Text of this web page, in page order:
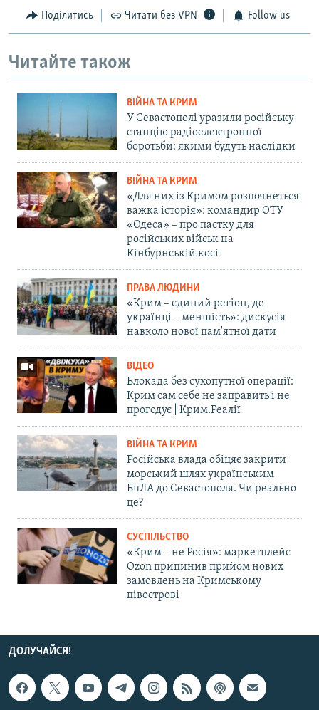
Поділитись Читати без VPN Follow us
Читайте також
ВІЙНА ТА КРИМ
У Севастополі уразили російську
станцію радіоелектронної
боротьби: якими будуть наслідки
ВІЙНА ТА КРИМ
«Для них із Кримом розпочнеться
важка історія»: командир ОТУ
«Одеса» – про пастку для
російських військ на
Кінбурнській косі
ПРАВА ЛЮДИНИ
«Крим – єдиний регіон, де
українці – меншість»: дискусія
навколо нової пам'ятної дати
ВІДЕО
Блокада без сухопутної операції:
Крим сам себе не заправить і не
прогодує | Крим.Реалії
ВІЙНА ТА КРИМ
Російська влада обіцяє закрити
морський шлях українським
БпЛА до Севастополя. Чи реально
це?
СУСПІЛЬСТВО
«Крим – не Росія»: маркетплейс
Ozon припинив прийом нових
замовлень на Кримському
півострові
ДОЛУЧАЙСЯ!